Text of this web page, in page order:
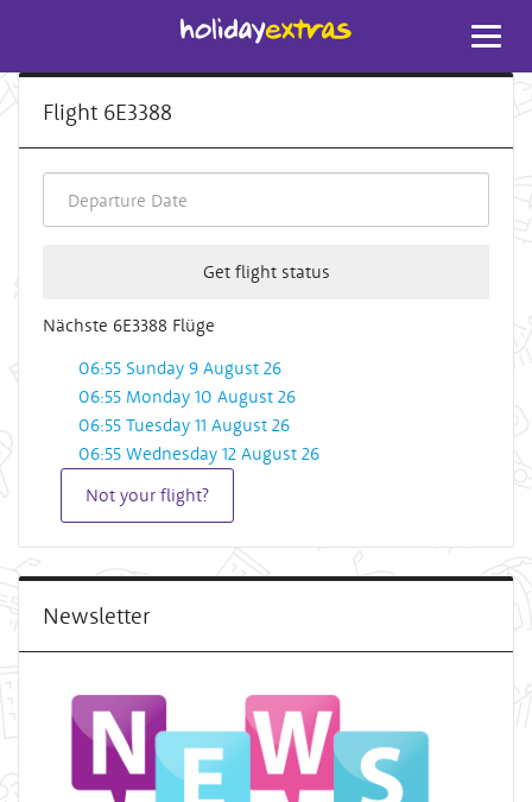
Flight 6E3388
Get flight status
Nächste 6E3388 Flüge
06:55 Sunday 9 August 26
06:55 Monday 10 August 26
06:55 Tuesday 11 August 26
06:55 Wednesday 12 August 26
Not your flight?
Newsletter